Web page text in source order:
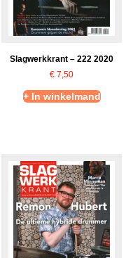
Slagwerkkrant – 222 2020
€ 7,50
+ In winkelmand